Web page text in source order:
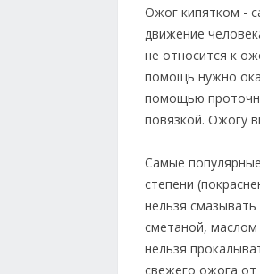
Ожог кипятком -
движение
не относится к
помощь нужно
помощью
повязкой. Ожогу
Самые
степени
нельзя
сметаной,
нельзя
свежего ожога от